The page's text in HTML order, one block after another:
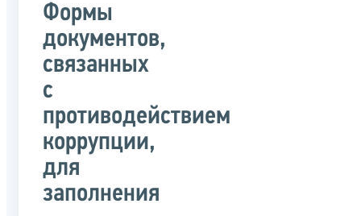
Формы
документов,
связанных
с
противодействием
коррупции,
для
заполнения